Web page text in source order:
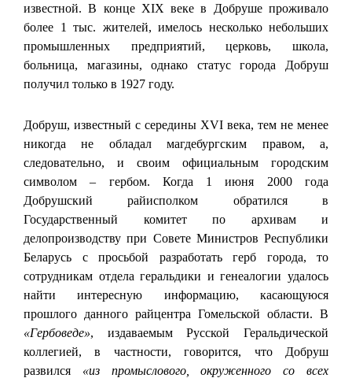
известной. В конце XIX веке в Добруше проживало
более 1 тыс. жителей, имелось несколько небольших
промышленных предприятий, церковь, школа,
больница, магазины, однако статус города Добруш
получил только в 1927 году.
Добруш, известный с середины XVI века, тем не менее
никогда не обладал магдебургским правом, а,
следовательно, и своим официальным городским
символом – гербом. Когда 1 июня 2000 года
Добрушский райисполком обратился в
Государственный комитет по архивам и
делопроизводству при Совете Министров Республики
Беларусь с просьбой разработать герб города, то
сотрудникам отдела геральдики и генеалогии удалось
найти интересную информацию, касающуюся
прошлого данного райцентра Гомельской области. В
«Гербоведе», издаваемым Русской Геральдической
коллегией, в частности, говорится, что Добруш
развился «из промыслового, окруженного со всех